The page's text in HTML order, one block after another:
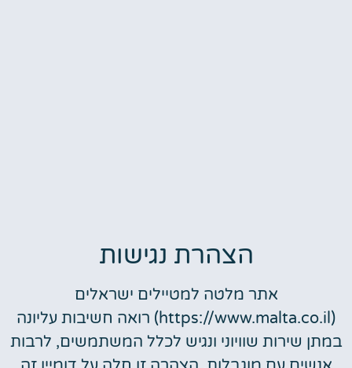
הצהרת נגישות
אתר מלטה למטיילים ישראלים
(https://www.malta.co.il) רואה חשיבות עליונה
במתן שירות שוויוני ונגיש לכלל המשתמשים, לרבות